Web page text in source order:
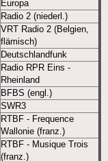
Europa
Radio 2 (niederl.)
VRT Radio 2 (Belgien,
flämisch)
Deutschlandfunk
Radio RPR Eins -
Rheinland
BFBS (engl.)
SWR3
RTBF - Frequence
Wallonie (franz.)
RTBF - Musique Trois
(franz.)